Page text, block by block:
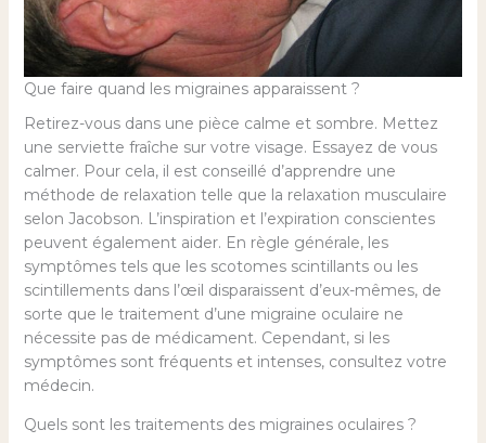
Que faire quand les migraines apparaissent ?
Retirez-vous dans une pièce calme et sombre. Mettez
une serviette fraîche sur votre visage. Essayez de vous
calmer. Pour cela, il est conseillé d’apprendre une
méthode de relaxation telle que la relaxation musculaire
selon Jacobson. L’inspiration et l’expiration conscientes
peuvent également aider. En règle générale, les
symptômes tels que les scotomes scintillants ou les
scintillements dans l’œil disparaissent d’eux-mêmes, de
sorte que le traitement d’une migraine oculaire ne
nécessite pas de médicament. Cependant, si les
symptômes sont fréquents et intenses, consultez votre
médecin.
Quels sont les traitements des migraines oculaires ?